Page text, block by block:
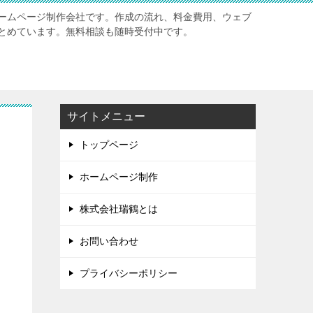
ムページ制作会社です。作成の流れ、料金費用、ウェブ
ています。無料相談も随時受付中です。
サイトメニュー
トップページ
ホームページ制作
株式会社瑞鶴とは
お問い合わせ
プライバシーポリシー